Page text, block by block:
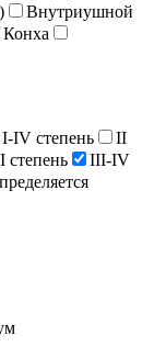
Внутриушной
Конха
I-IV степень
II
степень
III-IV